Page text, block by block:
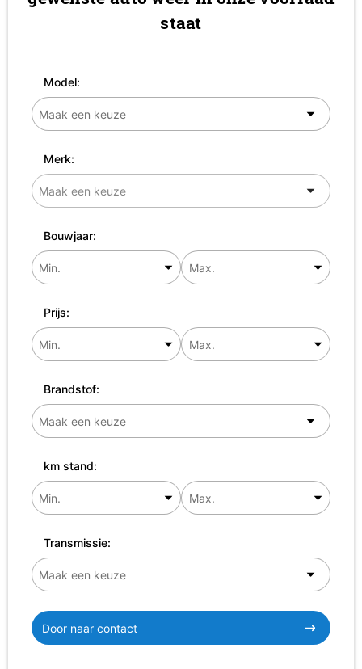
staat
Model:
Merk:
Bouwjaar:
Prijs:
Brandstof:
km stand:
Transmissie:
Door naar contact